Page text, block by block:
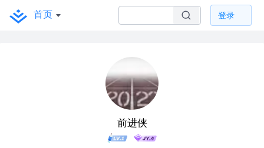
首页 登录
前进侠